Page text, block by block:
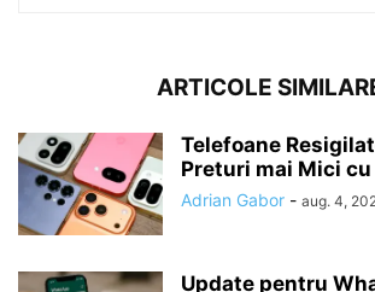
ARTICOLE
Telefoane
Preturi mai Mici cu
Adrian Gabor - aug. 4,
Update pentru